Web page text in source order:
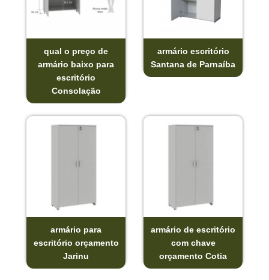
qual o preço de
armário baixo para
escritório
Consolação
armário escritório
Santana de Parnaíba
armário para
escritório orçamento
Jarinu
armário de escritório
com chave
orçamento Cotia